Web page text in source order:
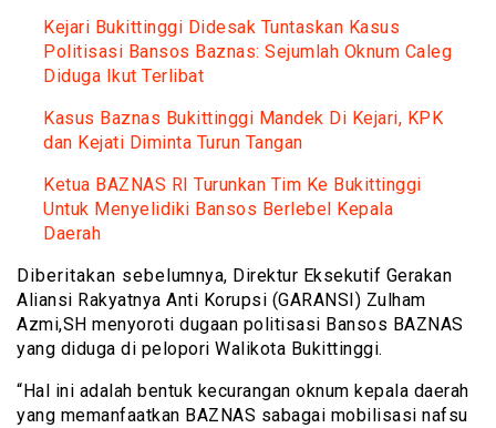
Kejari Bukittinggi Didesak Tuntaskan Kasus
Politisasi Bansos Baznas: Sejumlah Oknum Caleg
Diduga Ikut Terlibat
Kasus Baznas Bukittinggi Mandek Di Kejari, KPK
dan Kejati Diminta Turun Tangan
Ketua BAZNAS RI Turunkan Tim Ke Bukittinggi
Untuk Menyelidiki Bansos Berlebel Kepala
Daerah
Diberitakan sebelumnya, Direktur Eksekutif Gerakan
Aliansi Rakyatnya Anti Korupsi (GARANSI) Zulham
Azmi,SH menyoroti dugaan politisasi Bansos BAZNAS
yang diduga di pelopori Walikota Bukittinggi.
“Hal ini adalah bentuk kecurangan oknum kepala daerah
yang memanfaatkan BAZNAS sabagai mobilisasi nafsu